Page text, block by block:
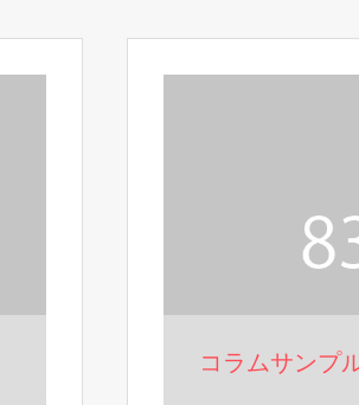
コラムサンプ